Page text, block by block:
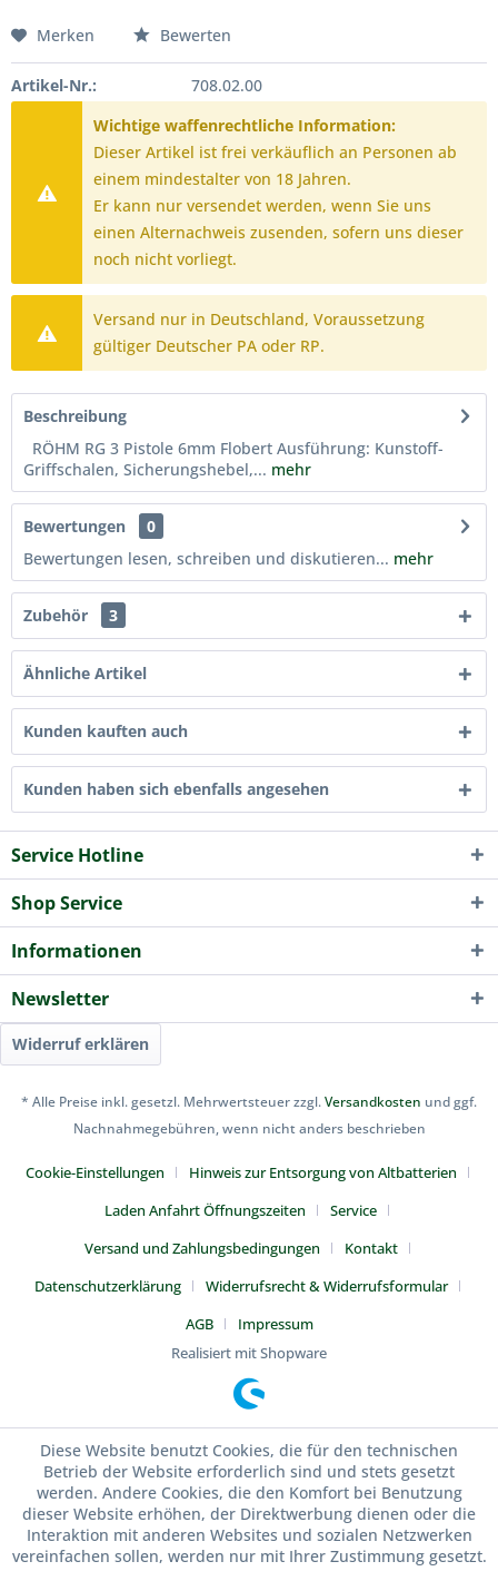
Merken Bewerten
Artikel-Nr.:
708.02.00
Wichtige waffenrechtliche Information:
Dieser Artikel ist frei verkäuflich an Personen ab
einem mindestalter von 18 Jahren.
Er kann nur versendet werden, wenn Sie uns
einen Alternachweis zusenden, sofern uns dieser
noch nicht vorliegt.
Versand nur in Deutschland, Voraussetzung
gültiger Deutscher PA oder RP.
Beschreibung
RÖHM RG 3 Pistole 6mm Flobert Ausführung: Kunstoff-
Griffschalen, Sicherungshebel,... mehr
Bewertungen
0
Bewertungen lesen, schreiben und diskutieren... mehr
Zubehör 3
Ähnliche Artikel
Kunden kauften auch
Kunden haben sich ebenfalls angesehen
Service Hotline
Shop Service
Informationen
Newsletter
Widerruf erklären
* Alle Preise inkl. gesetzl. Mehrwertsteuer zzgl.Versandkosten und ggf.
Nachnahmegebühren, wenn nicht anders beschrieben
Cookie-Einstellungen
Hinweis zur Entsorgung von Altbatterien
Laden Anfahrt Öffnungszeiten
Service
Versand und Zahlungsbedingungen
Kontakt
Datenschutzerklärung
Widerrufsrecht & Widerrufsformular
AGB
Impressum
Realisiert mit Shopware
Diese Website benutzt Cookies, die für den technischen
Betrieb der Website erforderlich sind und stets gesetzt
werden. Andere Cookies, die den Komfort bei Benutzung
dieser Website erhöhen, der Direktwerbung dienen oder die
Interaktion mit anderen Websites und sozialen Netzwerken
vereinfachen sollen, werden nur mit Ihrer Zustimmung gesetzt.